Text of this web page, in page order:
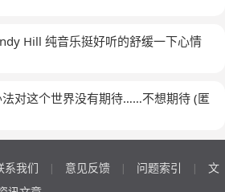
Hill 纯音乐挺好听的舒缓一下心情
对这个世界没有期待……不想期待 (匿
系我们 | 意见反馈 | 问题索引 |
文